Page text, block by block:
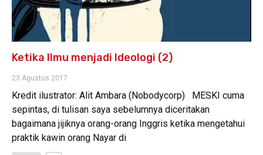
Ketika Ilmu menjadi Ideologi (2)
23 Agustus 2017
Kredit ilustrator: Alit Ambara (Nobodycorp) MESKI cuma
sepintas, di tulisan saya sebelumnya diceritakan
bagaimana jijiknya orang-orang Inggris ketika mengetahui
praktik kawin orang Nayar di